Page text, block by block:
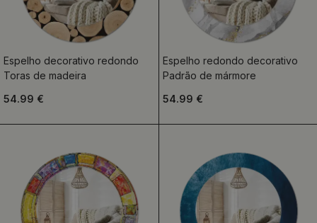
Espelho decorativo redondo
Toras de madeira
54.99 €
Espelho redondo decorativo
Padrão de mármore
54.99 €